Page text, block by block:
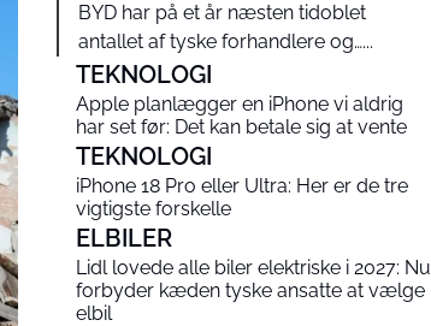
BYD har på et år næsten tidoblet
antallet af tyske forhandlere og…...
TEKNOLOGI
Apple planlægger en iPhone vi aldrig
har set før: Det kan betale sig at vente
TEKNOLOGI
iPhone 18 Pro eller Ultra: Her er de tre
vigtigste forskelle
ELBILER
Lidl lovede alle biler elektriske i 2027: Nu
forbyder kæden tyske ansatte at vælge
elbil